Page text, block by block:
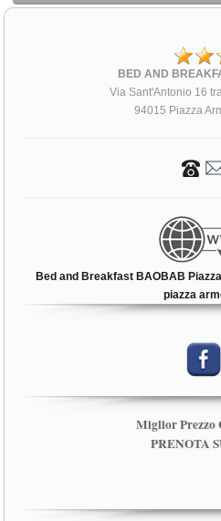
BED AND
Via Sant'Antonio 16
94015 Piazza
Bed and Breakfast BAOBAB
piazza
Miglior Prezzo
PRENOTA